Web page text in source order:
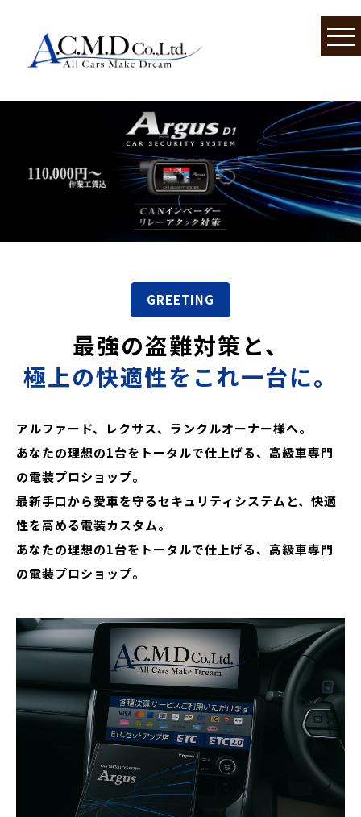
GREETING
最強の盗難対策と、
極上の快適性をこれ一台に。
アルファード、レクサス、ランクルオーナー様へ。
あなたの理想の1台をトータルで仕上げる、高級車専門
の電装プロショップ。
最新手口から愛車を守るセキュリティシステムと、快適
性を高める電装カスタム。
あなたの理想の1台をトータルで仕上げる、高級車専門
の電装プロショップ。